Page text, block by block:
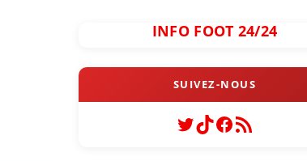
INFO FOOT 24/24
Twitter
TikTok
Facebook
Flux RSS